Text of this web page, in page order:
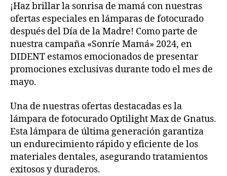
¡Haz brillar la sonrisa de mamá con nuestras
ofertas especiales en lámparas de fotocurado
después del Día de la Madre! Como parte de
nuestra campaña «Sonríe Mamá» 2024, en
DIDENT estamos emocionados de presentar
promociones exclusivas durante todo el mes de
mayo.
Una de nuestras ofertas destacadas es la
lámpara de fotocurado Optilight Max de Gnatus.
Esta lámpara de última generación garantiza
un endurecimiento rápido y eficiente de los
materiales dentales, asegurando tratamientos
exitosos y duraderos.